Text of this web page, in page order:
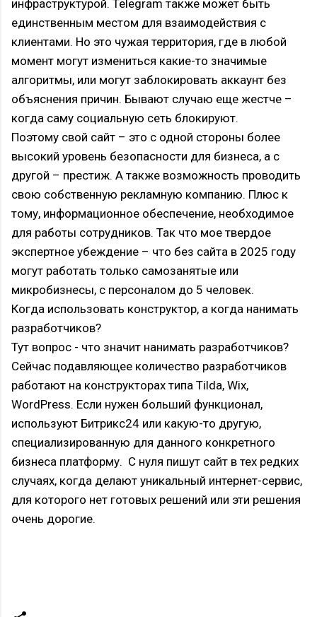
инфраструктурой. Telegram также может быть
единственным местом для взаимодействия с
клиентами. Но это чужая территория, где в любой
момент могут измениться какие-то значимые
алгоритмы, или могут заблокировать аккаунт без
объяснения причин. Бывают случаю еще жестче –
когда саму социальную сеть блокируют.
Поэтому свой сайт – это с одной стороны более
высокий уровень безопасности для бизнеса, а с
другой – престиж. А также возможность проводить
свою собственную рекламную компанию. Плюс к
тому, информационное обеспечение, необходимое
для работы сотрудников. Так что мое твердое
экспертное убеждение – что без сайта в 2025 году
могут работать только самозанятые или
микробизнесы, с персоналом до 5 человек.
Когда использовать конструктор, а когда нанимать
разработчиков?
Тут вопрос - что значит нанимать разработчиков?
Сейчас подавляющее количество разработчиков
работают на конструкторах типа Tilda, Wix,
WordPress. Если нужен больший функционал,
используют Битрикс24 или какую-то другую,
специализированную для данного конкретного
бизнеса платформу. С нуля пишут сайт в тех редких
случаях, когда делают уникальный интернет-сервис,
для которого нет готовых решений или эти решения
очень дорогие.